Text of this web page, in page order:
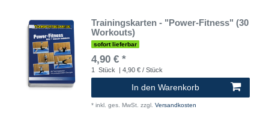
Trainingskarten - "Power-Fitness" (30
Workouts)
sofort lieferbar
4,90 € *
1 Stück | 4,90 € / Stück
In den Warenkorb
* inkl. ges. MwSt. zzgl. Versandkosten